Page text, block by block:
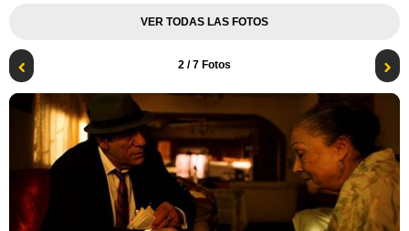
VER TODAS LAS FOTOS
2 / 7 Fotos